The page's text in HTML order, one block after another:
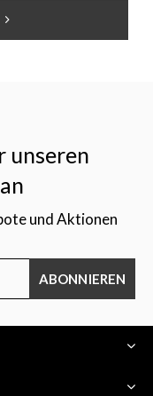
unseren
und Aktionen
ABONNIEREN